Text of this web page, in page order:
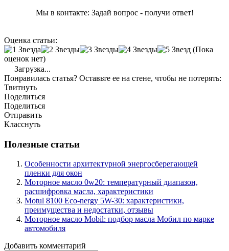
Мы в контакте: Задай вопрос - получи ответ!
Оценка статьи:
(Пока
оценок нет)
Загрузка...
Понравилась статья? Оставьте ее на стене, чтобы не потерять:
Твитнуть
Поделиться
Поделиться
Отправить
Класснуть
Полезные статьи
Особенности архитектурной энергосберегающей
пленки для окон
Моторное масло 0w20: температурный диапазон,
расшифровка масла, характеристики
Motul 8100 Eco-nergy 5W-30: характеристики,
преимущества и недостатки, отзывы
Моторное масло Mobil: подбор масла Мобил по марке
автомобиля
Добавить комментарий